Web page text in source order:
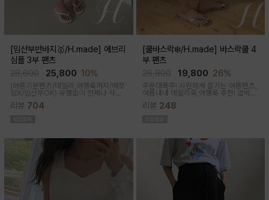
[임산부반바지🥇/H.made] 에브리
심플 3부 팬츠
25,800 10%
(여름기본팬츠/데일리,여행룩까지/배쪼
임X/임산부OK) 유행없이 언제나 사랑
받는 BASIC! 심플하고 베이직한 디자
인이라유행 걱정 없이 매 시즌마다꺼내
리뷰 704
[쿨바스락❄️/H.made] 바스락쿨 4
부 팬츠
19,800 26%
주문대폭주! 시원하게 즐기는 여름팬츠,
여름내내 데일리룩,여행룩 추천! 압박없
이 편안한 임부복대, 캐쥬얼한 무드의 편
안한 팬츠에요!바스락거리는 매끈한 원
리뷰 248